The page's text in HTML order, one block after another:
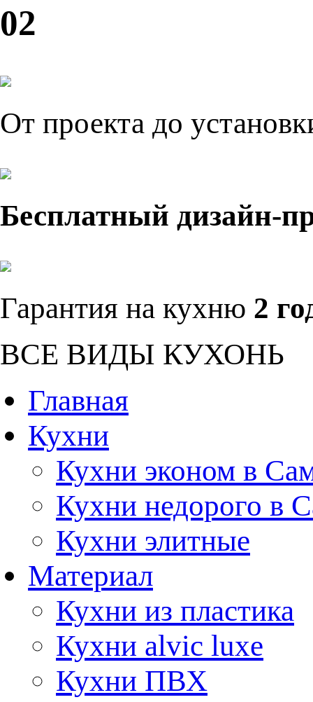
02
От проекта до
Бесплатный дизайн-
Гарантия на кухню 2
ВСЕ ВИДЫ КУХОНЬ
Главная
Кухни
Кухни эконом в
Кухни недорого в
Кухни элитные
Материал
Кухни из пластика
Кухни alvic luxe
Кухни ПВХ